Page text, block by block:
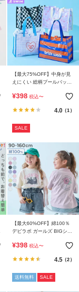
【最大75%OFF】中身が見
えにくい 総柄プールバッグ
¥398 税込〜
4.0（1）
SALE
【最大60%OFF】綿100％
デビラボ ガールズ BIGシル
ツ
¥398 税込〜
4.5（2）
送料無料 SALE